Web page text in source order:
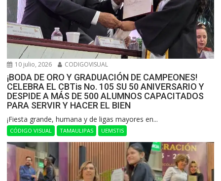
10 julio, 2026 CODIGOVISUAL
¡BODA DE ORO Y GRADUACIÓN DE CAMPEONES!
CELEBRA EL CBTis No. 105 SU 50 ANIVERSARIO Y
DESPIDE A MÁS DE 500 ALUMNOS CAPACITADOS
PARA SERVIR Y HACER EL BIEN
​¡Fiesta grande, humana y de ligas mayores en...
CÓDIGO VISUAL TAMAULIPAS UEMSTIS